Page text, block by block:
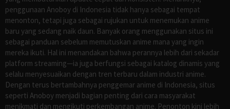
penggunaan Anoboy di Indonesia tidak hanya sebagai tempat
menonton, tetapi juga sebagai rujukan untuk menemukan anime
baru yang sedang naik daun. Banyak orang menggunakan situs ini
sebagai panduan sebelum memutuskan anime mana yang ingin
mereka ikuti. Hal ini menandakan bahwa perannya lebih dari sekadar
platform streaming—ia juga berfungsi sebagai katalog dinamis yang
selalu menyesuaikan dengan tren terbaru dalam industri anime.
Dengan terus bertambahnya penggemar anime di Indonesia, situs
seperti Anoboy menjadi bagian penting dari cara masyarakat
menikmati dan mengikuti perkembangan anime. Penonton kini lebih